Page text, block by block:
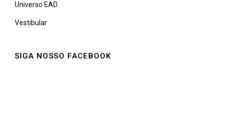
Universo EAD
Vestibular
SIGA NOSSO FACEBOOK